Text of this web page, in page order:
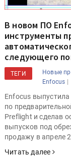
В новом ПО
инструменты
следующего
ТЕГИ Новые
Enfocus |
Enfocus
по
Preflight и сделав
выпусков под
продажу в апреле
Читать далее